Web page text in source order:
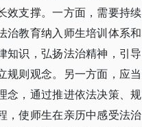
效支撑。一方面，需要持
治教育纳入师生培训体系
知识，弘扬法治精神，引
规则观念。另一方面，应
念，通过推进依法决策、
，使师生在亲历中感受法